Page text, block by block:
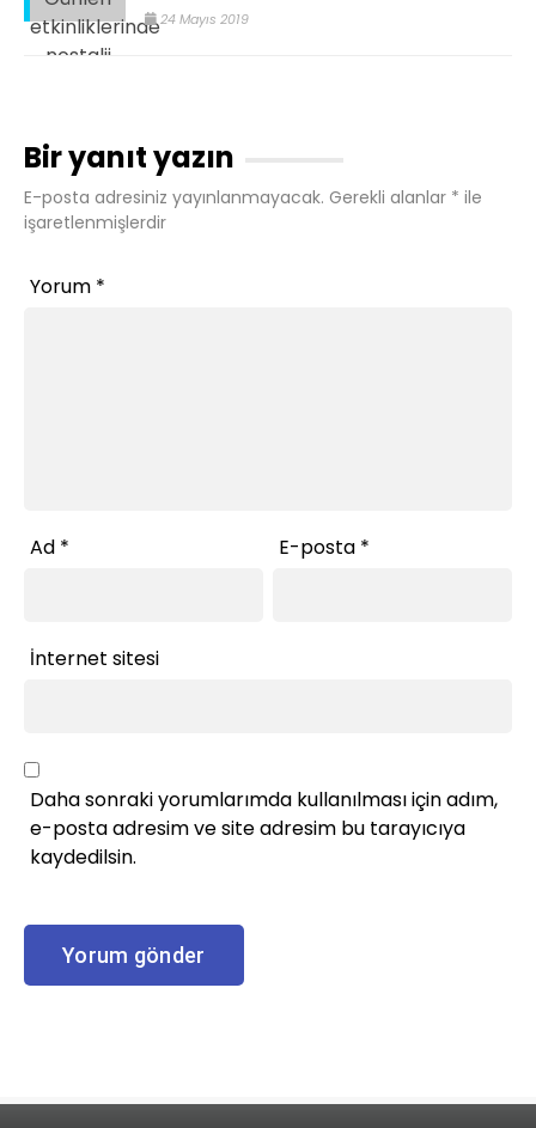
24 Mayıs 2019
Bir yanıt yazın
E-posta adresiniz yayınlanmayacak. Gerekli alanlar * ile
işaretlenmişlerdir
Yorum *
Ad * E-posta *
İnternet sitesi
Daha sonraki yorumlarımda kullanılması için adım,
e-posta adresim ve site adresim bu tarayıcıya
kaydedilsin.